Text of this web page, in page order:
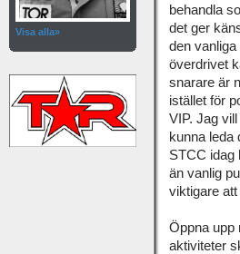
Visa alla»
behandla
det ger
den
överdrivet
snarare är
istället för
VIP. Jag
kunna leda
STCC idag
än vanlig
viktigare
Öppna upp
aktiviteter